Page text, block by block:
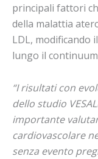
principali fattori
della malattia
LDL, modificando
lungo il
“I risultati con
dello studio
importante
cardiovascolare
senza evento